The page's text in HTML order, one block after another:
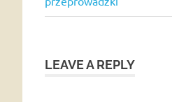
wpisu
LEAVE A REPLY